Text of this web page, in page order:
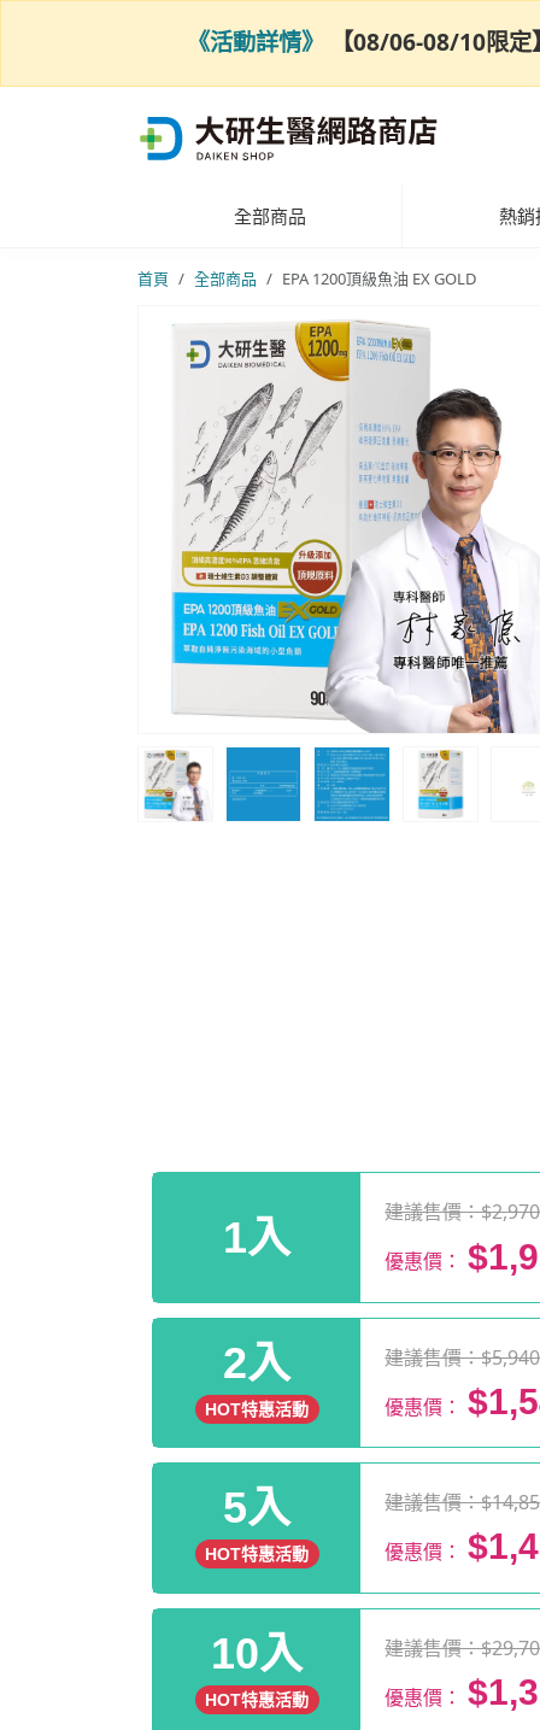
全部商品 熱銷
首頁 全部商品 EPA 1200頂級魚油 EX GOLD
1入
建議售價：$2,970
優惠價：
2入
HOT特惠活動
建議售價：$5,940
優惠價：
5入
HOT特惠活動
建議售價：
優惠價：
10入
HOT特惠活動
建議售價：
優惠價：
《活動詳情》 【08/06-08/10限